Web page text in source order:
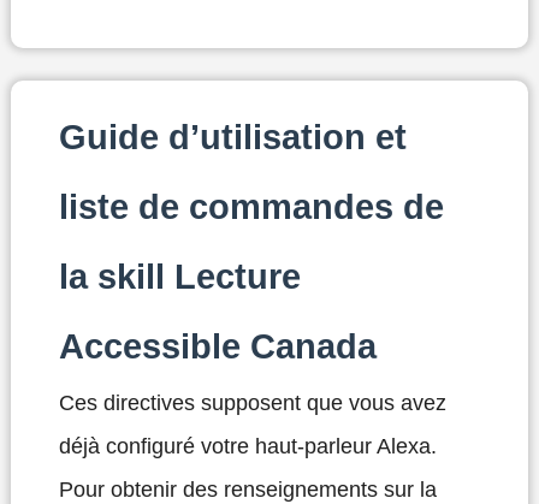
Guide d’utilisation et
liste de commandes de
la skill Lecture
Accessible Canada
Ces directives supposent que vous avez
déjà configuré votre haut-parleur Alexa.
Pour obtenir des renseignements sur la